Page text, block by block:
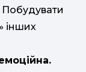
інших